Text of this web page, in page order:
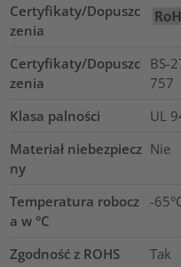
Certyfikaty/Dopuszc
zenia
Certyfikaty/Dopuszc
zenia
BS-
757
Klasa palności
UL
Materiał niebezpiecz
ny
Nie
Temperatura robocz
a w °C
-
Zgodność z ROHS Tak